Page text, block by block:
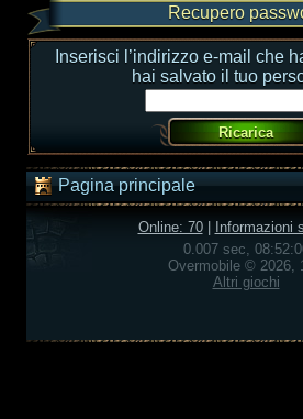
Recupero
Inserisci l’indirizzo e-mail che
hai salvato il tuo
Pagina principale
Online: 70|
Informazioni
0.007 sec,
Overmobile © 2026,
Altri giochi